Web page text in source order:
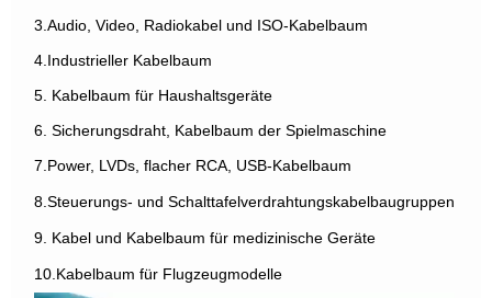
3.Audio, Video, Radiokabel und ISO-Kabelbaum
4.Industrieller Kabelbaum
5. Kabelbaum für Haushaltsgeräte
6. Sicherungsdraht, Kabelbaum der Spielmaschine
7.Power, LVDs, flacher RCA, USB-Kabelbaum
8.Steuerungs- und Schalttafelverdrahtungskabelbaugruppen
9. Kabel und Kabelbaum für medizinische Geräte
10.Kabelbaum für Flugzeugmodelle